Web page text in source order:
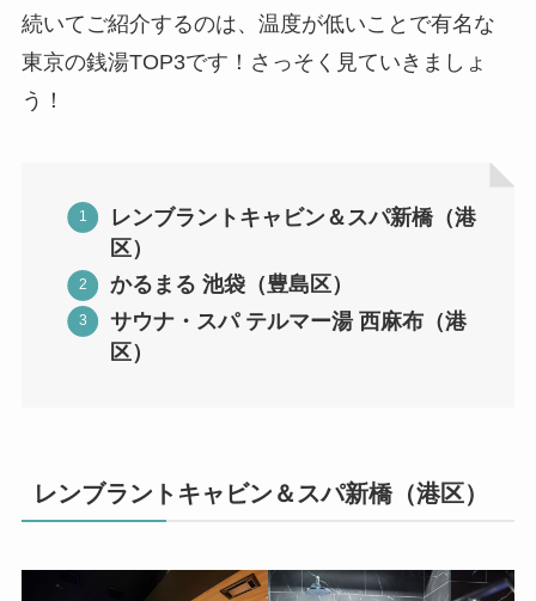
続いてご紹介するのは、温度が低いことで有名な
東京の銭湯TOP3です！さっそく見ていきましょ
う！
レンブラントキャビン＆スパ新橋（港
区）
かるまる 池袋（豊島区）
サウナ・スパ テルマー湯 西麻布（港
区）
レンブラントキャビン＆スパ新橋（港区）